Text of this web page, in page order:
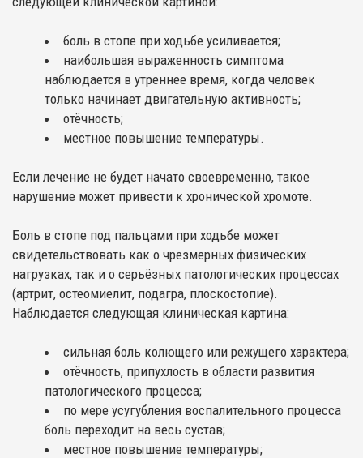
боль в стопе при ходьбе усиливается;
наибольшая выраженность симптома
наблюдается в утреннее время, когда человек
только начинает двигательную активность;
отёчность;
местное повышение температуры.
Если лечение не будет начато своевременно, такое
нарушение может привести к хронической хромоте.
Боль в стопе под пальцами при ходьбе может
свидетельствовать как о чрезмерных физических
нагрузках, так и о серьёзных патологических процессах
(артрит, остеомиелит, подагра, плоскостопие).
Наблюдается следующая клиническая картина:
сильная боль колющего или режущего характера;
отёчность, припухлость в области развития
патологического процесса;
по мере усугубления воспалительного процесса
боль переходит на весь сустав;
местное повышение температуры;